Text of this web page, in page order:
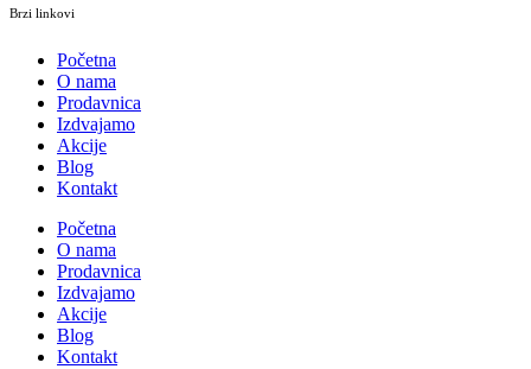
Brzi linkovi
Početna
O nama
Prodavnica
Izdvajamo
Akcije
Blog
Kontakt
Početna
O nama
Prodavnica
Izdvajamo
Akcije
Blog
Kontakt